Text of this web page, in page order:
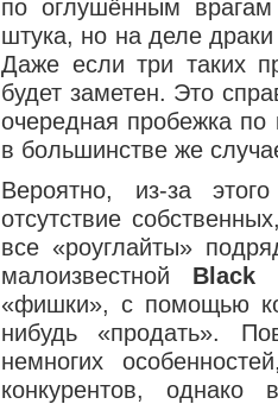
по оглушённым
штука, но на деле драки
Даже если три таких
будет заметен. Это
очередная пробежка по
в большинстве же
Вероятно, из-за
отсутствие
все «роуглайты»
малоизвестной Black
«фишки», с помощью
нибудь «продать».
немногих
конкурентов,